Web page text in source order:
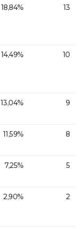
18,84% 13
14,49% 10
13,04% 9
11,59% 8
7,25% 5
2,90% 2